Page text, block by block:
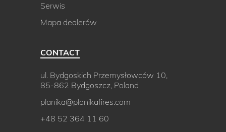
Serwis
Mapa dealerów
CONTACT
ul. Bydgoskich Przemysłowców 10,
85-862 Bydgoszcz, Poland
planika@planikafires.com
+48 52 364 11 60